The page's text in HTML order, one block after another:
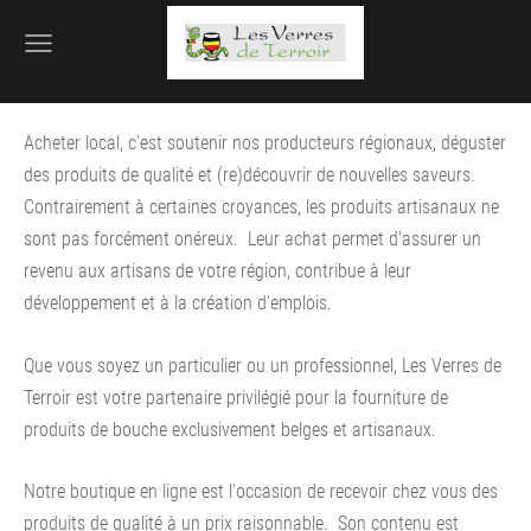
Acheter local, c'est soutenir nos producteurs régionaux, déguster
des produits de qualité et (re)découvrir de nouvelles saveurs.
Contrairement à certaines croyances, les produits artisanaux ne
sont pas forcément onéreux. Leur achat permet d'assurer un
revenu aux artisans de votre région, contribue à leur
développement et à la création d'emplois.
Que vous soyez un particulier ou un professionnel, Les Verres de
Terroir est votre partenaire privilégié pour la fourniture de
produits de bouche exclusivement belges et artisanaux.
Notre boutique en ligne est l'occasion de recevoir chez vous des
produits de qualité à un prix raisonnable. Son contenu est